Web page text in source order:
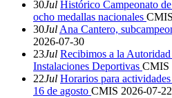
30Jul Histórico Campeonato
ocho medallas nacionales CMIS
30Jul Ana Cantero,
2026-07-30
23Jul Recibimos a la
Instalaciones Deportivas CMIS
22Jul Horarios para
16 de agosto CMIS 2026-07-22